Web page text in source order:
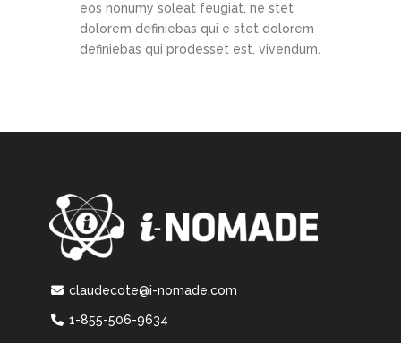
eos nonumy soleat feugiat, ne stet
dolorem definiebas qui e stet dolorem
definiebas qui prodesset est, vivendum.
claudecote@i-nomade.com
1-855-506-9634